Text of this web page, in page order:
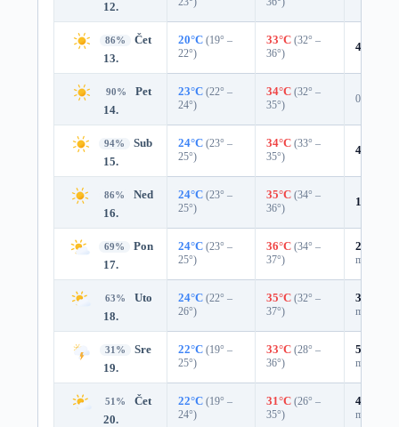
12.
86%
Čet
13.
20°C (19° –
22°)
33°C (32° –
36°)
4%
90%
Pet
14.
23°C (22° –
24°)
34°C (32° –
35°)
0%
94%
Sub
15.
24°C (23° –
25°)
34°C (33° –
35°)
4%
86%
Ned
16.
24°C (23° –
25°)
35°C (34° –
36°)
12%
69%
Pon
17.
24°C (23° –
25°)
36°C (34° –
37°)
27%
mm)
63%
Uto
18.
24°C (22° –
26°)
35°C (32° –
37°)
31%
mm)
31%
Sre
19.
22°C (19° –
25°)
33°C (28° –
36°)
51%
mm)
51%
Čet
20.
22°C (19° –
24°)
31°C (26° –
35°)
45%
mm)